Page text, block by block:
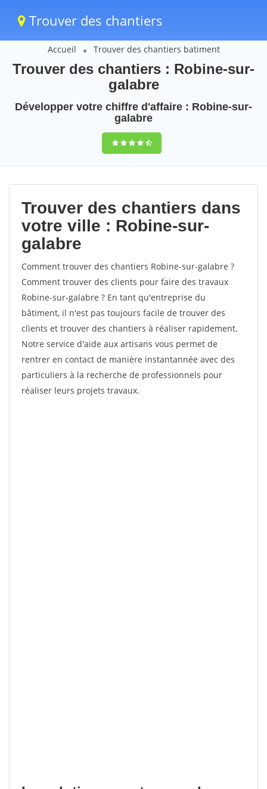
Trouver des chantiers
Accueil Trouver des chantiers batiment
Trouver des chantiers : Robine-sur-
galabre
Développer votre chiffre d'affaire : Robine-sur-
galabre
9,5(100%)51
votes
Trouver des chantiers dans
votre ville : Robine-sur-
galabre
Comment trouver des chantiers Robine-sur-galabre ?
Comment trouver des clients pour faire des travaux
Robine-sur-galabre ? En tant qu'entreprise du
bâtiment, il n'est pas toujours facile de trouver des
clients et trouver des chantiers à réaliser rapidement.
Notre service d'aide aux artisans vous permet de
rentrer en contact de manière instantannée avec des
particuliers à la recherche de professionnels pour
réaliser leurs projets travaux.